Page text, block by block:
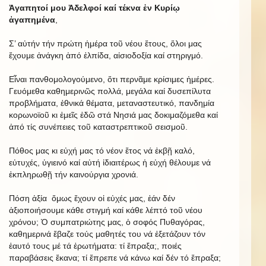
Ἀγαπητοί μου Ἀδελφοί καί τέκνα ἐν Κυρίῳ
ἀγαπημένα
Σ’ αὐτήν τήν πρώτη ἡμέρα τοῦ νέου ἔτους, ὅλοι μας
ἔχουμε ἀνάγκη ἀπό ἐλπίδα, αἰσιοδοξία καί στηριγμό.
Εἶναι πανθομολογούμενο, ὅτι περνᾶμε κρίσιμες ἡμέρες.
Γευόμεθα καθημερινῶς πολλά, μεγάλα καί δυσεπίλυτα
προβλήματα, ἐθνικά θέματα, μεταναστευτικό, πανδημία
κορωνοϊοῦ κι ἐμεῖς ἐδῶ στά Νησιά μας δοκιμαζόμεθα καί
ἀπό τίς συνέπειες τοῦ καταστρεπτικοῦ σεισμοῦ.
Πόθος μας κι εὐχή μας τό νέον ἔτος νά ἐκβῇ καλό,
εὐτυχές, ὑγιεινό καί αὐτή ἰδιαιτέρως ἡ εὐχή θέλουμε νά
ἐκπληρωθῇ τήν καινούργια χρονιά.
Πόση ἀξία ὅμως ἔχουν οἱ εὐχές μας, ἐάν δέν
ἀξιοποιήσουμε κάθε στιγμή καί κάθε λέπτό τοῦ νέου
χρόνου; Ὁ συμπατριώτης μας, ὁ σοφός Πυθαγόρας,
καθημερινά ἔβαζε τούς μαθητές του νά ἐξετάζουν τόν
ἑαυτό τους μέ τά ἐρωτήματα: τί ἔπραξα;, ποιές
παραβάσεις ἔκανα; τί ἔπρεπε νά κάνω καί δέν τό ἔπραξα;